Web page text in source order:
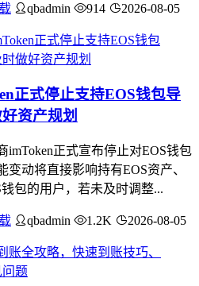
qbadmin 914 2026-08-05
正式停止支持EOS钱包导
资产规划
imToken正式宣布停止对EOS钱包
变动将直接影响持有EOS资产、
包的用户，若未及时调整...
qbadmin 1.2K 2026-08-05